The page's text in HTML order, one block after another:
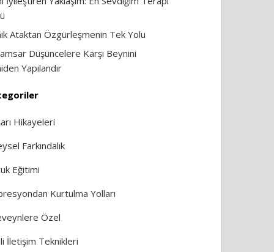
Ataktan Özgürleşmenin Tek Yolu
Düşüncelere Karşı Beynini
Yapılandır
Hikayeleri
Farkındalık
Eğitimi
Kurtulma Yolları
Özel
İletişim Teknikleri